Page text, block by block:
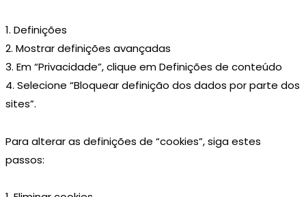
1. Definições
2. Mostrar definições avançadas
3. Em “Privacidade”, clique em Definições de conteúdo
4. Selecione “Bloquear definição dos dados por parte dos
sites”.
Para alterar as definições de “cookies”, siga estes
passos: